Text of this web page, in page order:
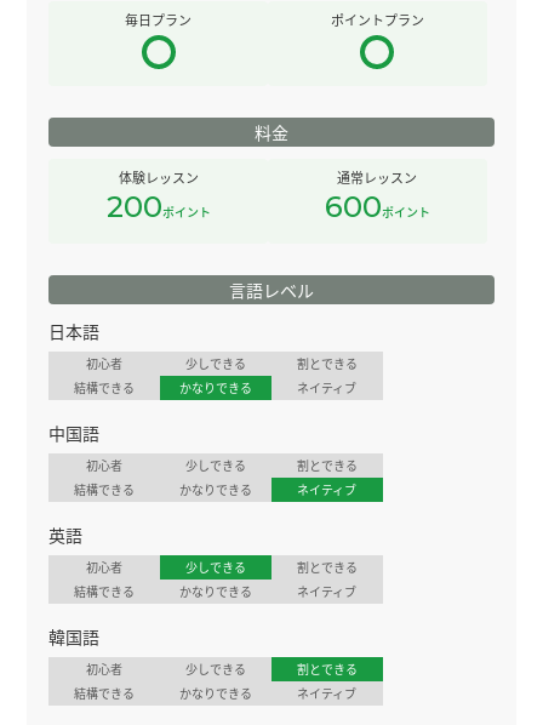
毎日プラン ポイントプラン
料金
体験レッスン
200ポイント
通常レッスン
600ポイント
言語レベル
日本語
初心者 少しできる
割とできる
結構できる
かなりできる ネイティブ
中国語
初心者 少しできる
割とできる
結構できる
かなりできる ネイティブ
英語
初心者 少しできる
割とできる
結構できる
かなりできる ネイティブ
韓国語
初心者 少しできる
割とできる
結構できる
かなりできる ネイティブ